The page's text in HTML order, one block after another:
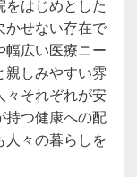
はじめとした
かせない存在で
幅広い医療ニー
親しみやすい雰
々それぞれが安
持つ健康への配
人々の暮らしを